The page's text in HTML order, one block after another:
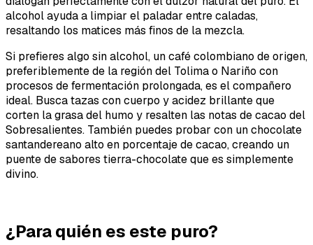
alcohol ayuda a limpiar el paladar entre caladas,
resaltando los matices más finos de la mezcla.
Si prefieres algo sin alcohol, un café colombiano de origen,
preferiblemente de la región del Tolima o Nariño con
procesos de fermentación prolongada, es el compañero
ideal. Busca tazas con cuerpo y acidez brillante que
corten la grasa del humo y resalten las notas de cacao del
Sobresalientes. También puedes probar con un chocolate
santandereano alto en porcentaje de cacao, creando un
puente de sabores tierra-chocolate que es simplemente
divino.
¿Para quién es este puro?